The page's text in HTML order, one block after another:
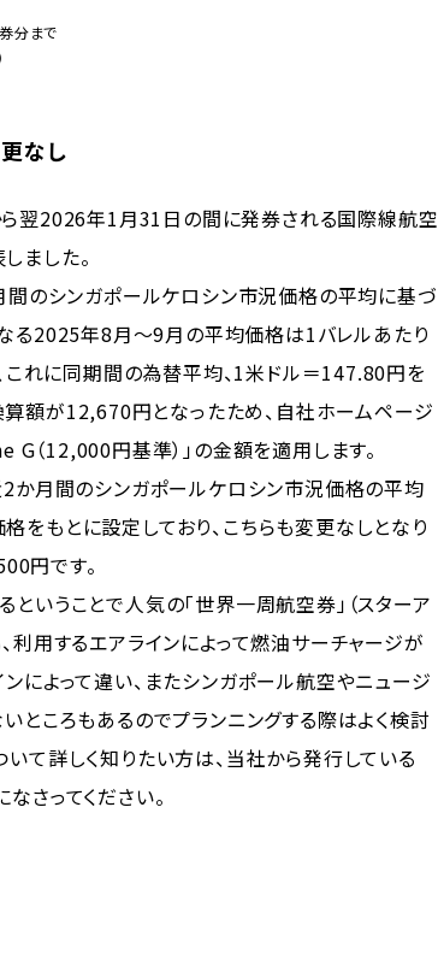
分まで
なし
翌2026年1月31日の間に発券される国際線航空
ました。
のシンガポールケロシン市況価格の平均に基づ
る2025年8月〜9月の平均価格は1バレルあたり
れに同期間の為替平均、1米ドル＝147.80円を
額が12,670円となったため、自社ホームページ
（12,000円基準）」の金額を適用します。
か月間のシンガポールケロシン市況価格の平均
をもとに設定しており、こちらも変更なしとなり
円です。
いうことで人気の「世界一周航空券」（スターア
利用するエアラインによって燃油サーチャージが
によって違い、またシンガポール航空やニュージ
ところもあるのでプランニングする際はよく検討
て詳しく知りたい方は、当社から発行している
さってください。